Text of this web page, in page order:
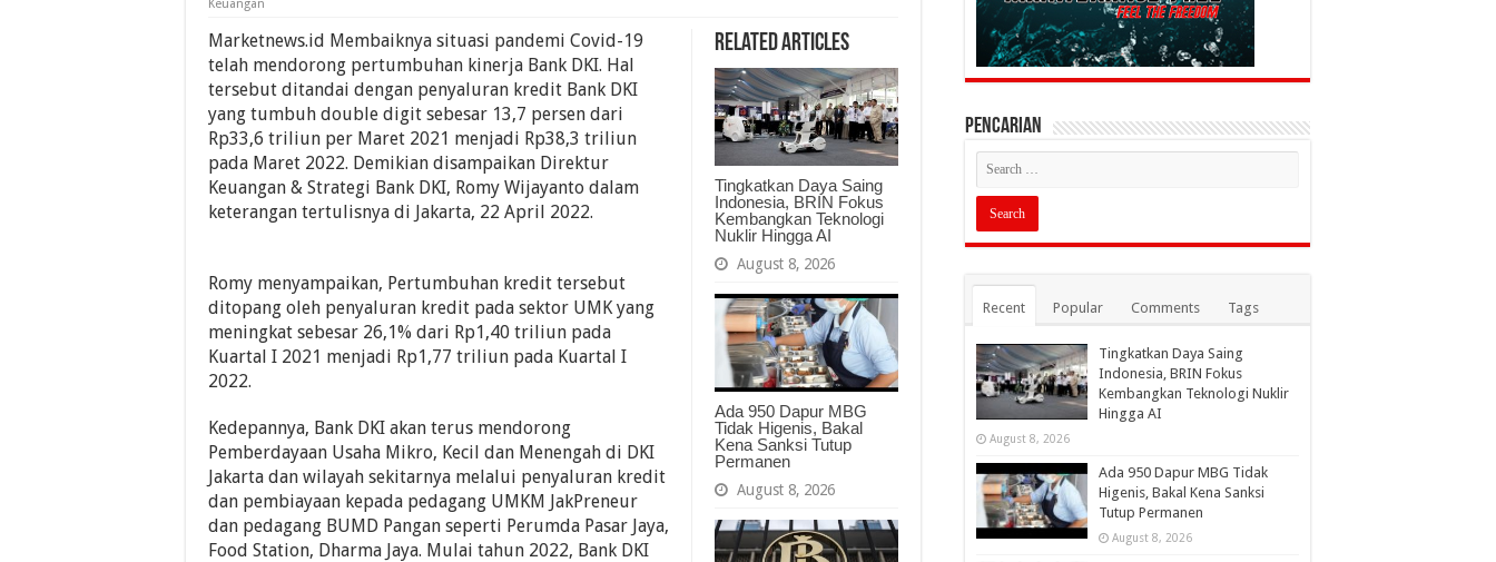
Keuangan
Related Articles
Tingkatkan Daya Saing
Indonesia, BRIN Fokus
Kembangkan Teknologi
Nuklir Hingga AI
August 8, 2026
Ada 950 Dapur MBG
Tidak Higenis, Bakal
Kena Sanksi Tutup
Permanen
August 8, 2026
Marketnews.id Membaiknya situasi pandemi Covid-19
telah mendorong pertumbuhan kinerja Bank DKI. Hal
tersebut ditandai dengan penyaluran kredit Bank DKI
yang tumbuh double digit sebesar 13,7 persen dari
Rp33,6 triliun per Maret 2021 menjadi Rp38,3 triliun
pada Maret 2022. Demikian disampaikan Direktur
Keuangan & Strategi Bank DKI, Romy Wijayanto dalam
keterangan tertulisnya di Jakarta, 22 April 2022.
Romy menyampaikan, Pertumbuhan kredit tersebut
ditopang oleh penyaluran kredit pada sektor UMK yang
meningkat sebesar 26,1% dari Rp1,40 triliun pada
Kuartal I 2021 menjadi Rp1,77 triliun pada Kuartal I
2022.
Kedepannya, Bank DKI akan terus mendorong
Pemberdayaan Usaha Mikro, Kecil dan Menengah di DKI
Jakarta dan wilayah sekitarnya melalui penyaluran kredit
dan pembiayaan kepada pedagang UMKM JakPreneur
dan pedagang BUMD Pangan seperti Perumda Pasar Jaya,
Food Station, Dharma Jaya. Mulai tahun 2022, Bank DKI
PENCARIAN
Recent Popular Comments Tags
Tingkatkan Daya Saing
Indonesia, BRIN Fokus
Kembangkan Teknologi Nuklir
Hingga AI
August 8, 2026
Ada 950 Dapur MBG Tidak
Higenis, Bakal Kena Sanksi
Tutup Permanen
August 8, 2026